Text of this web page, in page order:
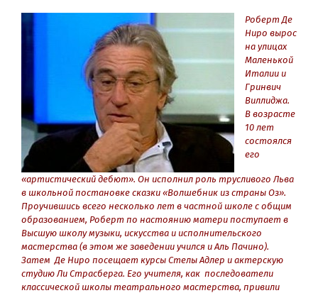
Роберт Де
Ниро вырос
на улицах
Маленькой
Италии и
Гринвич
Виллиджа.
В возрасте
10 лет
состоялся
его
«артистический дебют». Он исполнил роль трусливого Льва
в школьной постановке сказки «Волшебник из страны Оз».
Проучившись всего несколько лет в частной школе с общим
образованием, Роберт по настоянию матери поступает в
Высшую школу музыки, искусства и исполнительского
мастерства (в этом же заведении учился и Аль Пачино).
Затем Де Ниро посещает курсы Стелы Адлер и актерскую
студию Ли Страсберга. Его учителя, как последователи
классической школы театрального мастерства, привили